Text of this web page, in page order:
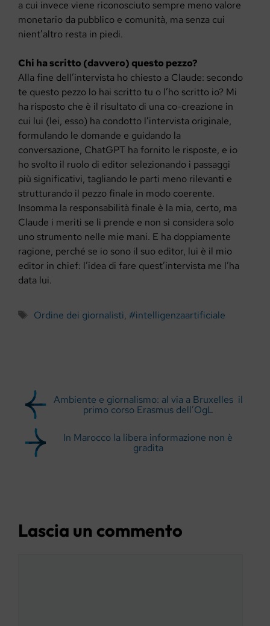
a cui invece viene riconosciuto sempre meno valore
monetario da pubblico e comunità, ma senza cui
nient’altro resta in piedi.
Chi ha scritto (davvero) questo pezzo?
Alla fine dell’intervista ho chiesto a Claude: secondo
te questo pezzo lo hai scritto tu o l’ho scritto io? Mi
ha risposto che è il risultato di una co-creazione in
cui lui (lei, esso) ha condotto l’intervista originale,
formulando le domande e guidando la
conversazione, ChatGPT ha fornito le risposte, e io
ho svolto il ruolo di editor selezionando i passaggi
più significativi, tagliando le parti meno rilevanti e
strutturando il pezzo finale in modo coerente.
Insomma la responsabilità finale è la mia, certo, ma
Claude i meriti se li prende e non si considera solo
uno strumento nelle mie mani. E ha doppiamente
ragione, perché se io sono il suo editor, lui è il mio
editor in chief: l’idea di fare quest’intervista me l’ha
data lui.
Tag
Ordine dei giornalisti, #intelligenzaartificiale
Ambiente e giornalismo: al via a Bruxelles il
primo corso Erasmus dell’OgL
In Marocco la libera informazione non è
gradita
Lascia un commento